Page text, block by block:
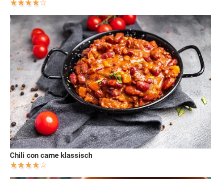
Chili con carne klassisch